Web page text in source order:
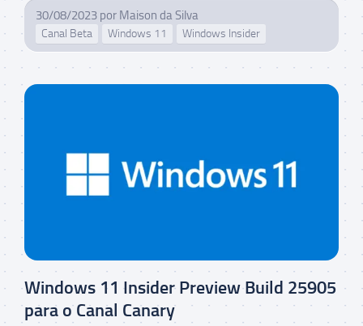
30/08/2023 por Maison da Silva
Canal Beta Windows 11 Windows Insider
Windows 11 Insider Preview Build 25905
para o Canal Canary